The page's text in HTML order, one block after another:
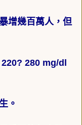
增幾百萬人，但
220? 280 mg/dl
。